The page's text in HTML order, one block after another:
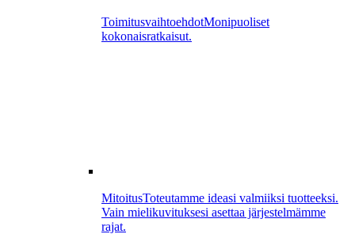
ToimitusvaihtoehdotMonipuoliset
kokonaisratkaisut.
MitoitusToteutamme ideasi valmiiksi tuotteeksi.
Vain mielikuvituksesi asettaa järjestelmämme
rajat.